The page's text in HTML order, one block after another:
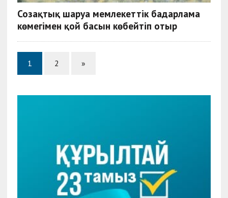
Созақтық шаруа мемлекеттік бағдарлама
көмегімен қой басын көбейтіп отыр
1 2 »